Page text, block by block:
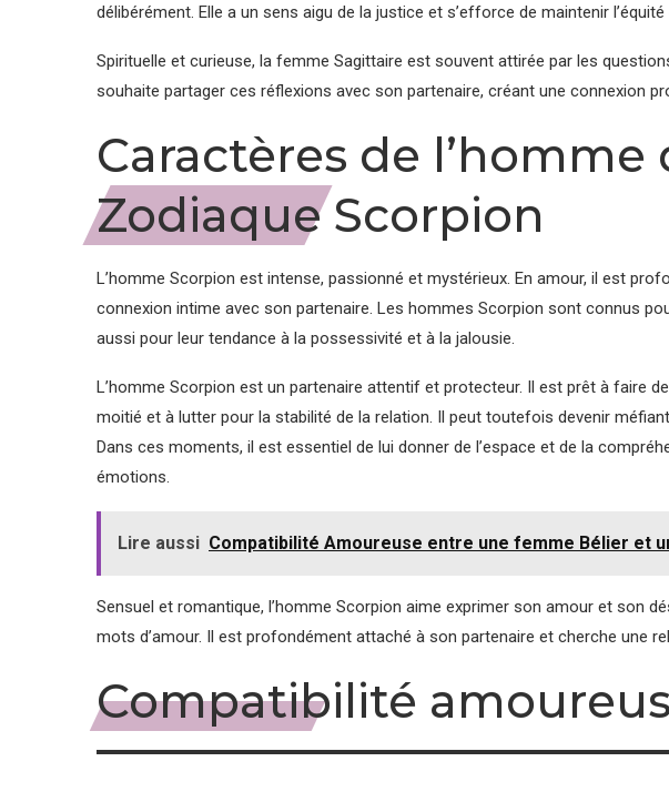
délibérément. Elle a un sens aigu de la justice et s’efforce de maintenir
Spirituelle et curieuse, la femme Sagittaire est souvent attirée par les
souhaite partager ces réflexions avec son partenaire, créant une connexion
Caractères de
Zodiaque Scorpion
L’homme Scorpion est intense, passionné et mystérieux. En amour, il est
connexion intime avec son partenaire. Les hommes Scorpion sont connus
aussi pour leur tendance à la possessivité et à la jalousie.
L’homme Scorpion est un partenaire attentif et protecteur. Il est prêt à faire
moitié et à lutter pour la stabilité de la relation. Il peut toutefois devenir
Dans ces moments, il est essentiel de lui donner de l’espace et de la
émotions.
Lire aussi Compatibilité Amoureuse entre une femme Bélier et
Sensuel et romantique, l’homme Scorpion aime exprimer son amour et son
mots d’amour. Il est profondément attaché à son partenaire et cherche une
Compatibilité